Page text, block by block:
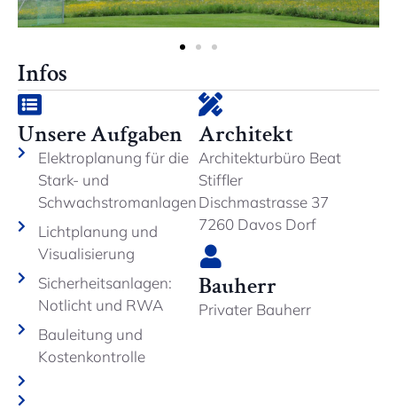
Infos
Unsere Aufgaben
Elektroplanung für die
Stark- und
Schwachstromanlagen
Lichtplanung und
Visualisierung
Sicherheitsanlagen:
Notlicht und RWA
Bauleitung und
Kostenkontrolle
Architekt
Architekturbüro Beat
Stiffler
Dischmastrasse 37
7260 Davos Dorf
Bauherr
Privater Bauherr